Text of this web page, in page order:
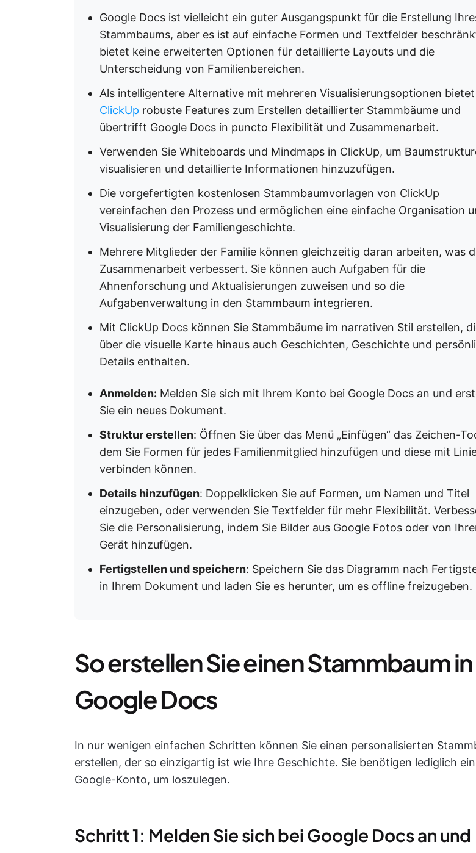
Google Docs ist vielleicht ein guter Ausgangspunkt für die Erstellung
Stammbaums, aber es ist auf einfache Formen und Textfelder
bietet keine erweiterten Optionen für detaillierte Layouts und die
Unterscheidung von Familienbereichen.
Als intelligentere Alternative mit mehreren Visualisierungsoptionen bietet
ClickUp robuste Features zum Erstellen detaillierter Stammbäume und
übertrifft Google Docs in puncto Flexibilität und Zusammenarbeit.
Verwenden Sie Whiteboards und Mindmaps in ClickUp, um
visualisieren und detaillierte Informationen hinzuzufügen.
Die vorgefertigten kostenlosen Stammbaumvorlagen von ClickUp
vereinfachen den Prozess und ermöglichen eine einfache Organisation
Visualisierung der Familiengeschichte.
Mehrere Mitglieder der Familie können gleichzeitig daran arbeiten, was
Zusammenarbeit verbessert. Sie können auch Aufgaben für die
Ahnenforschung und Aktualisierungen zuweisen und so die
Aufgabenverwaltung in den Stammbaum integrieren.
Mit ClickUp Docs können Sie Stammbäume im narrativen Stil erstellen,
über die visuelle Karte hinaus auch Geschichten, Geschichte und
Details enthalten.
Anmelden: Melden Sie sich mit Ihrem Konto bei Google Docs an und
Sie ein neues Dokument.
Struktur erstellen: Öffnen Sie über das Menü „Einfügen“ das Zeichen-
dem Sie Formen für jedes Familienmitglied hinzufügen und diese mit
verbinden können.
Details hinzufügen: Doppelklicken Sie auf Formen, um Namen und Titel
einzugeben, oder verwenden Sie Textfelder für mehr Flexibilität.
Sie die Personalisierung, indem Sie Bilder aus Google Fotos oder von
Gerät hinzufügen.
Fertigstellen und speichern: Speichern Sie das Diagramm nach
in Ihrem Dokument und laden Sie es herunter, um es offline freizugeben.
So erstellen Sie einen Stammbaum in
Google Docs
In nur wenigen einfachen Schritten können Sie einen personalisierten
erstellen, der so einzigartig ist wie Ihre Geschichte. Sie benötigen lediglich ein
Google-Konto, um loszulegen.
Schritt 1: Melden Sie sich bei Google Docs an und